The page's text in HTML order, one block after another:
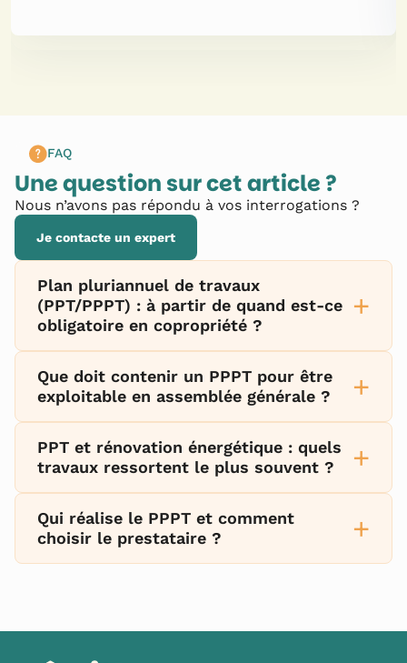
FAQ
Une question sur cet article ?
Nous n’avons pas répondu à vos interrogations ?
Je contacte un expert
Plan pluriannuel de travaux
(PPT/PPPT) : à partir de quand est-ce
obligatoire en copropriété ?
+
Que doit contenir un PPPT pour être
exploitable en assemblée générale ?
+
PPT et rénovation énergétique : quels
travaux ressortent le plus souvent ?
+
Qui réalise le PPPT et comment
choisir le prestataire ?
+